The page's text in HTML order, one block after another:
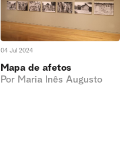
04 Jul 2024
Mapa de afetos
Por Maria Inês Augusto